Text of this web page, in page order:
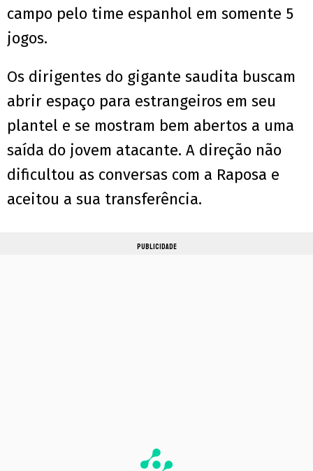
campo pelo time espanhol em somente 5
jogos.
Os dirigentes do gigante saudita buscam
abrir espaço para estrangeiros em seu
plantel e se mostram bem abertos a uma
saída do jovem atacante. A direção não
dificultou as conversas com a Raposa e
aceitou a sua transferência.
PUBLICIDADE